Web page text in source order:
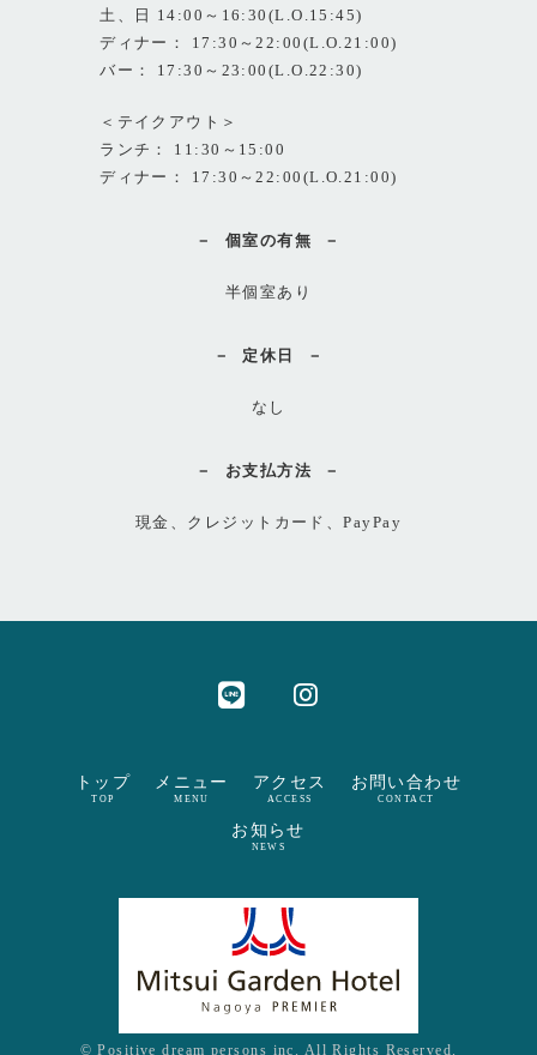
土、日 14:00～16:30(L.O.15:45)
ディナー： 17:30～22:00(L.O.21:00)
バー： 17:30～23:00(L.O.22:30)
＜テイクアウト＞
ランチ： 11:30～15:00
ディナー： 17:30～22:00(L.O.21:00)
個室の有無
半個室あり
定休日
なし
お支払方法
現金、クレジットカード、PayPay
トップ
TOP
メニュー
MENU
アクセス
ACCESS
お問い合わせ
CONTACT
お知らせ
NEWS
© Positive dream persons inc. All Rights Reserved.